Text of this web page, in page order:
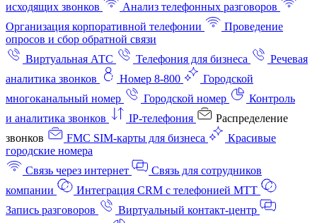
исходящих звонков
Анализ телефонных разговоров
Организация корпоративной телефонии
Проведение
опросов и сбор обратной связи
Виртуальная АТС
Телефония для бизнеса
Речевая
аналитика звонков
Номер 8-800
Городской
многоканальный номер
Городской номер
Контроль
и аналитика звонков
IP-телефония
Распределение
звонков
FMC SIM-карты для бизнеса
Красивые
городские номера
Связь через интернет
Связь для сотрудников
компании
Интеграция CRM с телефонией МТТ
Запись разговоров
Виртуальный контакт‑центр